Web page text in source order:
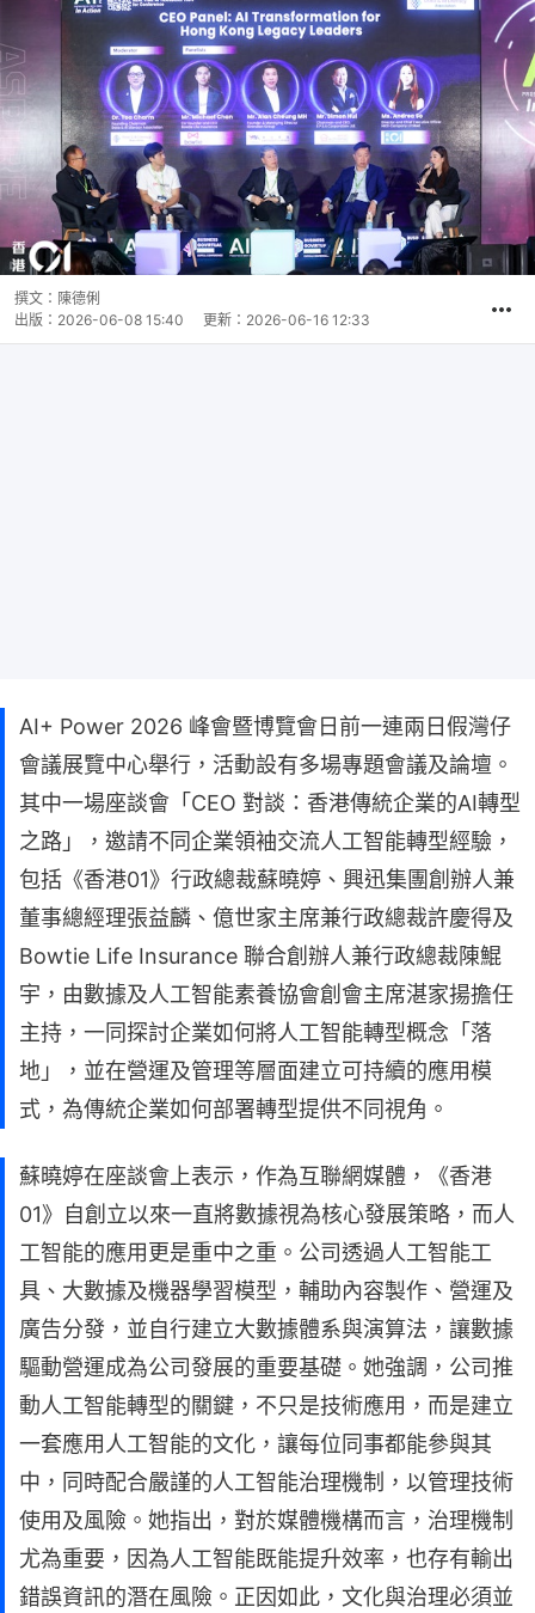
撰文： 陳德俐
出版： 2026-06-08 15:40 更新： 2026-06-16 12:33
AI+ Power 2026 峰會暨博覽會日前一連兩日假灣仔
會議展覽中心舉行，活動設有多場專題會議及論壇。
其中一場座談會「CEO 對談：香港傳統企業的AI轉型
之路」，邀請不同企業領袖交流人工智能轉型經驗，
包括《香港01》行政總裁蘇曉婷、興迅集團創辦人兼
董事總經理張益麟、億世家主席兼行政總裁許慶得及
Bowtie Life Insurance 聯合創辦人兼行政總裁陳鯤
宇，由數據及人工智能素養協會創會主席湛家揚擔任
主持，一同探討企業如何將人工智能轉型概念「落
地」，並在營運及管理等層面建立可持續的應用模
式，為傳統企業如何部署轉型提供不同視角。
蘇曉婷在座談會上表示，作為互聯網媒體，《香港
01》自創立以來一直將數據視為核心發展策略，而人
工智能的應用更是重中之重。公司透過人工智能工
具、大數據及機器學習模型，輔助內容製作、營運及
廣告分發，並自行建立大數據體系與演算法，讓數據
驅動營運成為公司發展的重要基礎。她強調，公司推
動人工智能轉型的關鍵，不只是技術應用，而是建立
一套應用人工智能的文化，讓每位同事都能參與其
中，同時配合嚴謹的人工智能治理機制，以管理技術
使用及風險。她指出，對於媒體機構而言，治理機制
尤為重要，因為人工智能既能提升效率，也存有輸出
錯誤資訊的潛在風險。正因如此，文化與治理必須並